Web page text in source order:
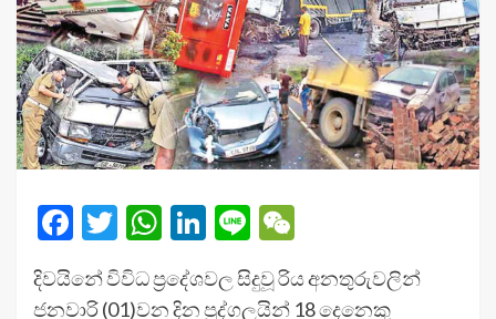
Facebook
Twitter
WhatsApp
LinkedIn
Line
දිවයිනේ විවිධ ප්‍රදේශවල සිදුවූ රිය අනතුරුවලින්
ජනවාරි (01)වන දින පුද්ගලයින් 18 දෙනෙකු